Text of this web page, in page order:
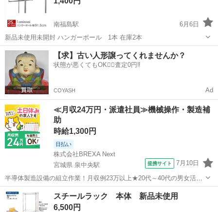
南福島駅
6月6日
新品未使用未開封 ハンガーポール 1本 在庫2本
福島 福島市 南福島駅 収納家具 ポール
【求】古い人形譲ってくれませんか？
状態が悪くてもOK🙆‍♀️査定0円‼️
COYASH Ad
≪月収24万円・派遣社員≫機械操作・製造補
助
時給1,300円
日払い
株式会社BREXA Next
宮城県 泉中央駅
提携サイト 7月10日
半導体製造設備の組立作業！月収例23万以上★20代～40代の男女活躍
中中！社会保険完備！送迎あり！◎マイカー通勤OK＆無料駐車場完
備！作業着無償貸与◎食堂利用可★《宮城県黒川郡大和町》 人気の工
場のお仕事 ◇半導体製造設備...
宮城 泉中央駅 その他
スチールラック 本体 新品未使用
6,500円